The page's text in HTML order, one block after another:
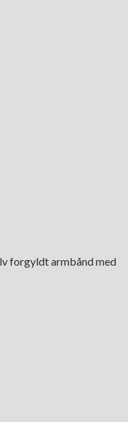
forgyldt armbånd med